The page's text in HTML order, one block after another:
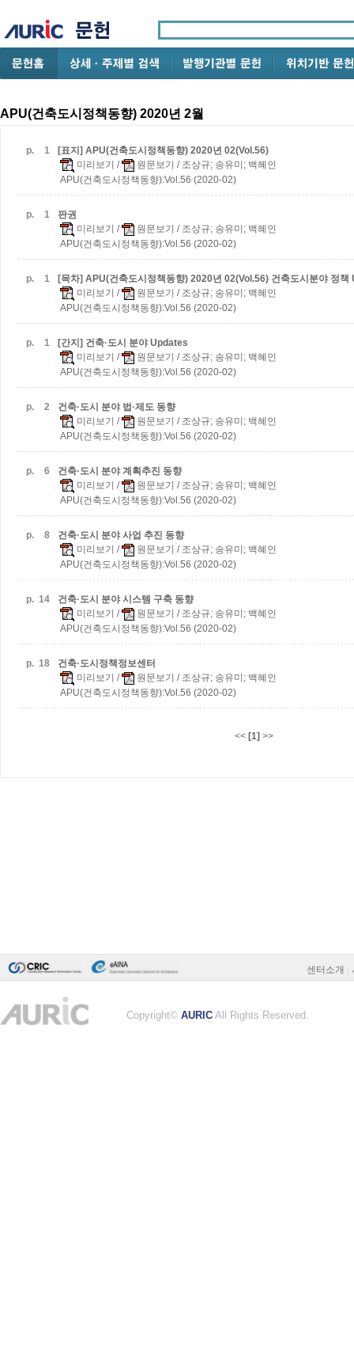
APU(건축도시정책동향) 2020년 2월
p. 1
[표지] APU(건축도시정책동향) 2020년 02(Vol.56)
미리보기 / 원문보기 / 조상규; 송유미; 백혜인
APU(건축도시정책동향):Vol.56 (2020-02)
p. 1
판권
미리보기 / 원문보기 / 조상규; 송유미; 백혜인
APU(건축도시정책동향):Vol.56 (2020-02)
p. 1 [목차] APU(건축도시정책동향) 2020년 02(Vol.56) 건축도시분야 정책
미리보기 / 원문보기 / 조상규; 송유미; 백혜인
APU(건축도시정책동향):Vol.56 (2020-02)
p. 1
[간지] 건축·도시 분야 Updates
미리보기 / 원문보기 / 조상규; 송유미; 백혜인
APU(건축도시정책동향):Vol.56 (2020-02)
p. 2
건축·도시 분야 법·제도 동향
미리보기 / 원문보기 / 조상규; 송유미; 백혜인
APU(건축도시정책동향):Vol.56 (2020-02)
p. 6
건축·도시 분야 계획추진 동향
미리보기 / 원문보기 / 조상규; 송유미; 백혜인
APU(건축도시정책동향):Vol.56 (2020-02)
p. 8
건축·도시 분야 사업 추진 동향
미리보기 / 원문보기 / 조상규; 송유미; 백혜인
APU(건축도시정책동향):Vol.56 (2020-02)
p. 14
건축·도시 분야 시스템 구축 동향
미리보기 / 원문보기 / 조상규; 송유미; 백혜인
APU(건축도시정책동향):Vol.56 (2020-02)
p. 18
건축·도시정책정보센터
미리보기 / 원문보기 / 조상규; 송유미; 백혜인
APU(건축도시정책동향):Vol.56 (2020-02)
<< [1] >>
센터소개
Copyright© AURIC All Rights Reserved.